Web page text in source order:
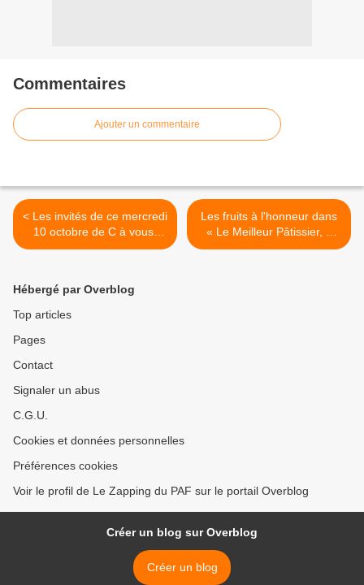
Commentaires
Ajouter un commentaire
< Les invités de ce mercredi
10 octobre de C à vous,
Touche pas à mon poste,
Les fruits à l'honneur dans
« Le Meilleur Pâtissier, à
vos fourneaux » ce soir sur
Hébergé par Overblog
Top articles
Pages
Contact
Signaler un abus
C.G.U.
Cookies et données personnelles
Préférences cookies
Voir le profil de Le Zapping du PAF sur le portail Overblog
Créer un blog sur Overblog
Créer un blog